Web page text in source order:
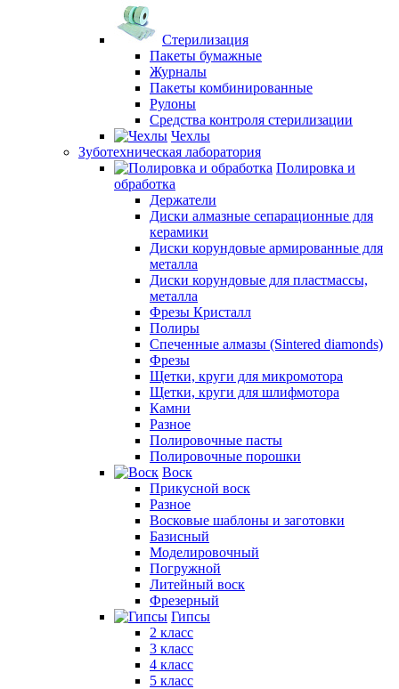
Стерилизация
Пакеты бумажные
Журналы
Пакеты комбинированные
Рулоны
Средства контроля стерилизации
Чехлы
Зуботехническая лаборатория
Полировка и
обработка
Держатели
Диски алмазные сепарационные для
керамики
Диски корундовые армированные для
металла
Диски корундовые для пластмассы,
металла
Фрезы Кристалл
Полиры
Спеченные алмазы (Sintered diamonds)
Фрезы
Щетки, круги для микромотора
Щетки, круги для шлифмотора
Камни
Разное
Полировочные пасты
Полировочные порошки
Воск
Прикусной воск
Разное
Восковые шаблоны и заготовки
Базисный
Моделировочный
Погружной
Литейный воск
Фрезерный
Гипсы
2 класс
3 класс
4 класс
5 класс